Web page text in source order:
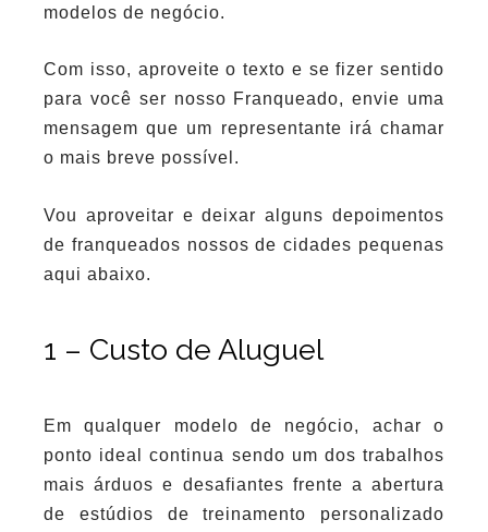
modelos de negócio.
Com isso, aproveite o texto e se fizer sentido
para você ser nosso Franqueado, envie uma
mensagem que um representante irá chamar
o mais breve possível.
Vou aproveitar e deixar alguns depoimentos
de franqueados nossos de cidades pequenas
aqui abaixo.
1 – Custo de Aluguel
Em qualquer modelo de negócio, achar o
ponto ideal continua sendo um dos trabalhos
mais árduos e desafiantes frente a abertura
de estúdios de treinamento personalizado